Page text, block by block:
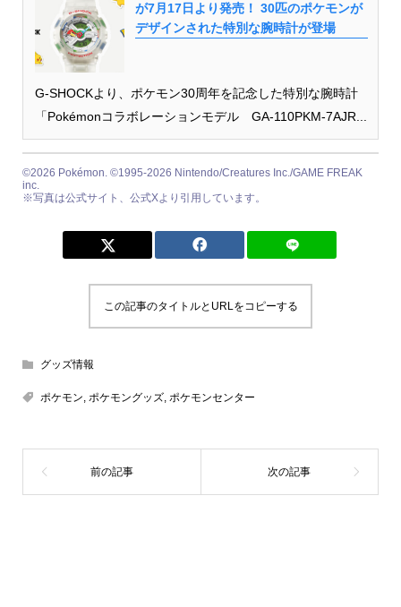
が7月17日より発売！ 30匹のポケモンが
デザインされた特別な腕時計が登場
G-SHOCKより、ポケモン30周年を記念した特別な腕時計
「Pokémonコラボレーションモデル GA-110PKM-7AJR...
©2026 Pokémon. ©1995-2026 Nintendo/Creatures Inc./GAME FREAK
inc.
※写真は公式サイト、公式Xより引用しています。
この記事のタイトルとURLをコピーする
グッズ情報
ポケモン, ポケモングッズ, ポケモンセンター